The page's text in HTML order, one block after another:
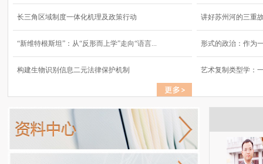
长三角区域制度一体化机理及政策行动
“新维特根斯坦”：从“反形而上学”走向“语言...
构建生物识别信息二元法律保护机制
讲好苏州河的三重
形式的政治：作为
艺术复制类型学：